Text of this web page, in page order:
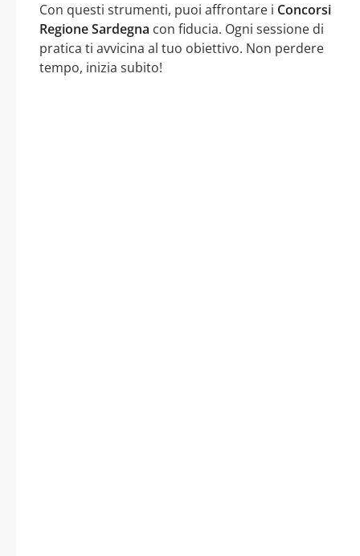
Con questi strumenti, puoi affrontare i Concorsi
Regione Sardegna con fiducia. Ogni sessione di
pratica ti avvicina al tuo obiettivo. Non perdere
tempo, inizia subito!